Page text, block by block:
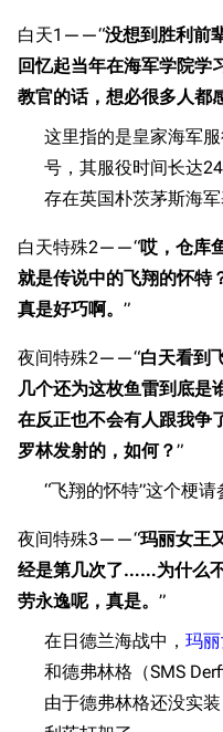
白天1——“没想到胜利前
回忆起当年在海军学院学
教官的话，想必很多人都
这里指的是皇家海军
号，其服役时间长达
存在英国朴茨茅斯海军
白天特殊2——“哎，仓库
就是传说中的飞翔的怀特
真是好巧啊。 ”
夜间特殊2——“白天看到
几个还为这枚鱼雷到底是
在反正也不会有人跟我争
罗林发射的，如何？”
“飞翔的怀特”这个梗请
夜间特殊3——“玛丽女王
经是第几次了……为什么
劳永逸呢，真是。 ”
在日德兰海战中， 玛
和德弗林格（SMS
由于德弗林格还没实